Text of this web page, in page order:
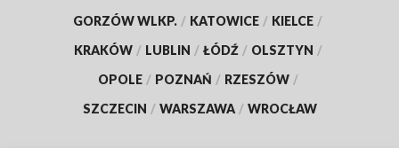
GORZÓW WLKP. / KATOWICE / KIELCE /
KRAKÓW / LUBLIN / ŁÓDŹ / OLSZTYN /
OPOLE / POZNAŃ / RZESZÓW /
SZCZECIN / WARSZAWA / WROCŁAW